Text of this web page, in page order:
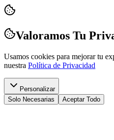
Valoramos Tu
Usamos cookies para mejorar tu
nuestra Política de Privacidad
Personalizar
Solo Necesarias
Aceptar Todo